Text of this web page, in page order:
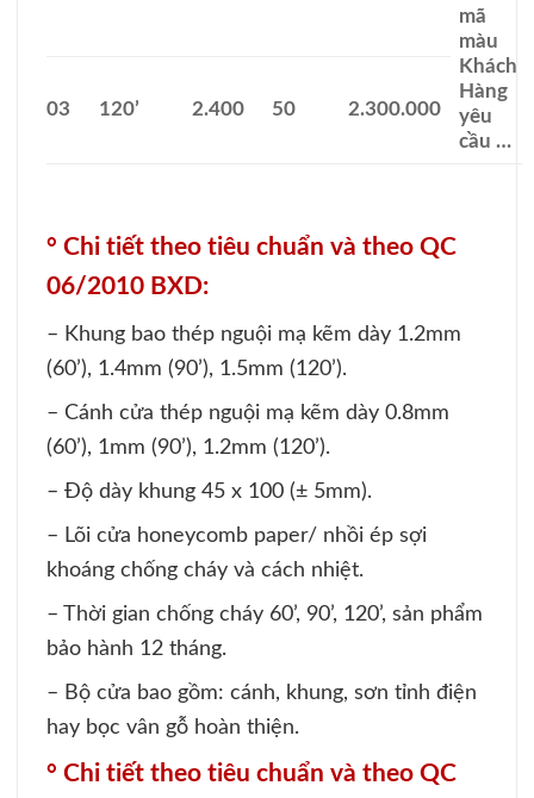
mã
màu
Khách
Hàng
yêu
cầu …
03 120’ 2.400 50 2.300.000
° Chi tiết theo tiêu chuẩn và theo QC
06/2010 BXD:
– Khung bao thép nguội mạ kẽm dày 1.2mm
(60’), 1.4mm (90’), 1.5mm (120’).
– Cánh cửa thép nguội mạ kẽm dày 0.8mm
(60’), 1mm (90’), 1.2mm (120’).
– Độ dày khung 45 x 100 (± 5mm).
– Lõi cửa honeycomb paper/ nhồi ép sợi
khoáng chống cháy và cách nhiệt.
– Thời gian chống cháy 60’, 90’, 120’, sản phẩm
bảo hành 12 tháng.
– Bộ cửa bao gồm: cánh, khung, sơn tỉnh điện
hay bọc vân gỗ hoàn thiện.
° Chi tiết theo tiêu chuẩn và theo QC